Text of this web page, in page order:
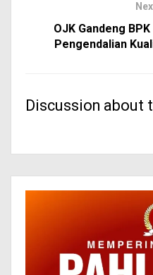
OJK Gandeng
Pengendalian
Discussion about